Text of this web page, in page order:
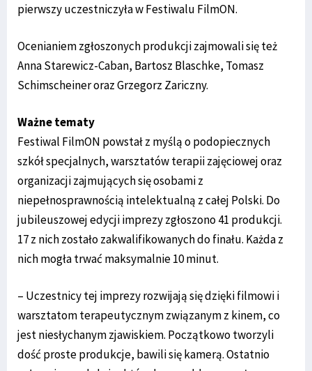
pierwszy uczestniczyła w Festiwalu FilmON.
Ocenianiem zgłoszonych produkcji zajmowali się też
Anna Starewicz-Caban, Bartosz Blaschke, Tomasz
Schimscheiner oraz Grzegorz Zariczny.
Ważne tematy
Festiwal FilmON powstał z myślą o podopiecznych
szkół specjalnych, warsztatów terapii zajęciowej oraz
organizacji zajmujących się osobami z
niepełnosprawnością intelektualną z całej Polski. Do
jubileuszowej edycji imprezy zgłoszono 41 produkcji.
17 z nich zostało zakwalifikowanych do finału. Każda z
nich mogła trwać maksymalnie 10 minut.
– Uczestnicy tej imprezy rozwijają się dzięki filmowi i
warsztatom terapeutycznym związanym z kinem, co
jest niesłychanym zjawiskiem. Początkowo tworzyli
dość proste produkcje, bawili się kamerą. Ostatnio